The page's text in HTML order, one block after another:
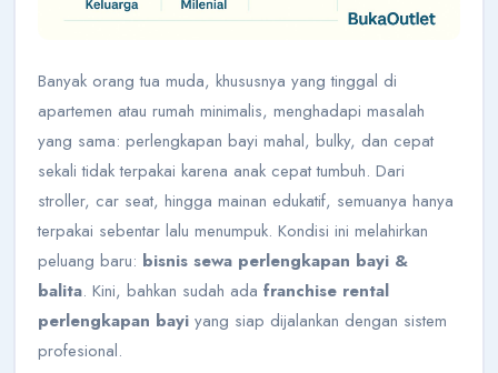
Banyak orang tua muda, khususnya yang tinggal di
apartemen atau rumah minimalis, menghadapi masalah
yang sama: perlengkapan bayi mahal, bulky, dan cepat
sekali tidak terpakai karena anak cepat tumbuh. Dari
stroller, car seat, hingga mainan edukatif, semuanya hanya
terpakai sebentar lalu menumpuk. Kondisi ini melahirkan
peluang baru: bisnis sewa perlengkapan bayi &
balita. Kini, bahkan sudah ada franchise rental
perlengkapan bayi yang siap dijalankan dengan sistem
profesional.